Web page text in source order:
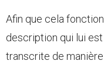
Afin que cela
description qui lui
transcrite de